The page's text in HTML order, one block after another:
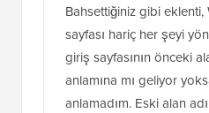
Bahsettiğiniz gibi
sayfası hariç her şeyi
giriş sayfasının önceki
anlamına mı geliyor
anlamadım. Eski alan